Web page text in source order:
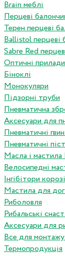
Brain меблі
Перцеві
Терен перцеві
Ballistol перцеві
Sabre Red
Оптичні прилади
Біноклі
Монокуляри
Підзорні труби
Пневматична
Аксесуари для
Пневматичні
Пневматичні
Масла і мастила
Велосипедні
Інгібітори
Мастила для
Риболовля
Рибальські
Аксесуари для
Все для
Термопродукція